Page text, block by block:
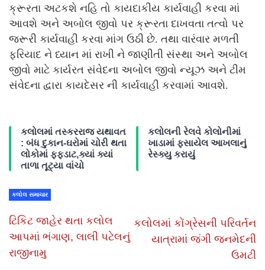
ક્રૂરતા અટકશે નહિ તો કાયદાકીય કાર્યવાહી કરવા માં
આવશે અને અબોલ જીવો પર ક્રૂરતા દાખવતા તત્વો પર
જરૂરી કાર્યવાહી કરવા માંગ ઉઠી છે. તથા વારંવાર મળતી
ફરિયાદ ને ધ્યાન માં રાખી ને જાણીતી સંસ્થા અને અબોલ
જીવો માટે કાર્યરત સંવેદના અબોલ જીવો ન્યૂઝ અને ટીમ
સંવેદના દ્વારા કાયદેસર ની કાર્યવાહી કરવામાં આવશે.
કલોલમાં તસ્કરરાજ યથાવત
: બંધ દુકાન-ઘરોમાં ચોરી થતા
લોકોમાં ફફડાટ,ક્યાં ક્યાં
તાળા તૂટ્યા વાંચો
કલોલની રેલવે કોલોનીમાં
ખાડામાં ફસાયેલ આખલાનું
રેસ્ક્યુ કરાયું
કલોલ સમાચાર
ટિકિટ જાહેર થતા કલોલ
આપમાં ભંગાણ, લાલી પટેલનું
રાજીનામુ
કલોલમાં કોંગ્રેસની પરિવર્તન
યાત્રામાં જંગી જનમેદની
ઉમટી